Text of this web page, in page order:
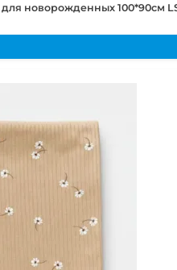
новорожденных 100*90см